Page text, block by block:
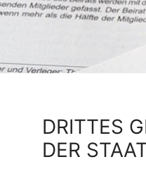
DRITTES
DER